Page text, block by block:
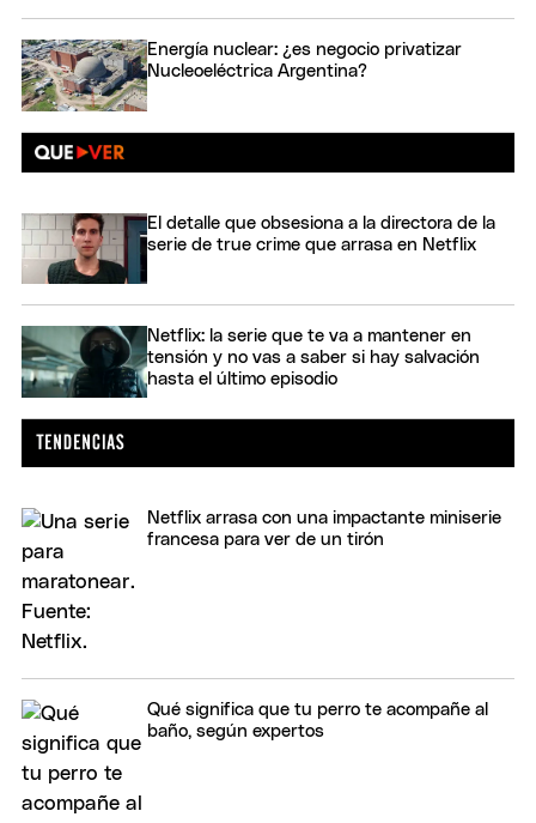
Energía nuclear: ¿es negocio privatizar
Nucleoeléctrica Argentina?
El detalle que obsesiona a la directora de la
serie de true crime que arrasa en Netflix
Netflix: la serie que te va a mantener en
tensión y no vas a saber si hay salvación
hasta el último episodio
Netflix arrasa con una impactante miniserie
francesa para ver de un tirón
Qué significa que tu perro te acompañe al
baño, según expertos